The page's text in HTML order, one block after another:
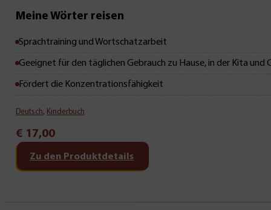
Mit Leseprobe!
Meine Wörter reisen
Sprachtraining und Wortschatzarbeit
Geeignet für den täglichen Gebrauch zu Hause, in der Kita und
Fördert die Konzentrationsfähigkeit
Deutsch, Kinderbuch
€ 17,00
Zu den Produktdetails